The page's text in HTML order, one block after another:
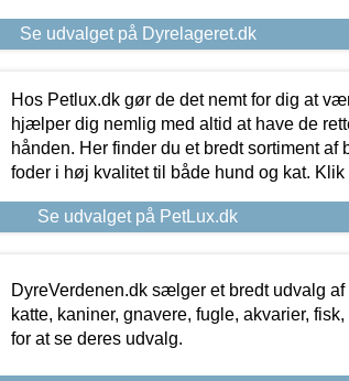
Se udvalget på Dyrelageret.dk
Hos Petlux.dk gør de det nemt for dig at
hjælper dig nemlig med altid at have de
hånden. Her finder du et bredt sortiment af
foder i høj kvalitet til både hund og kat.
Se udvalget på PetLux.dk
DyreVerdenen.dk sælger et bredt udvalg
katte, kaniner, gnavere, fugle, akvarier,
for at se deres udvalg.